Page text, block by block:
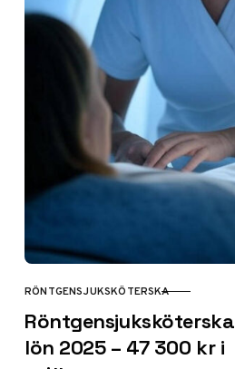
KATEGORI
RÖNTGENSJUKSKÖTERSKA
Röntgensjuksköterska
lön 2025 – 47 300 kr i